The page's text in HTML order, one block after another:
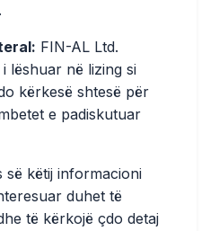
FIN-AL Ltd.
lëshuar në lizing si
kërkesë shtesë për
e padiskutuar
së këtij informacioni
duhet të
të kërkojë çdo detaj